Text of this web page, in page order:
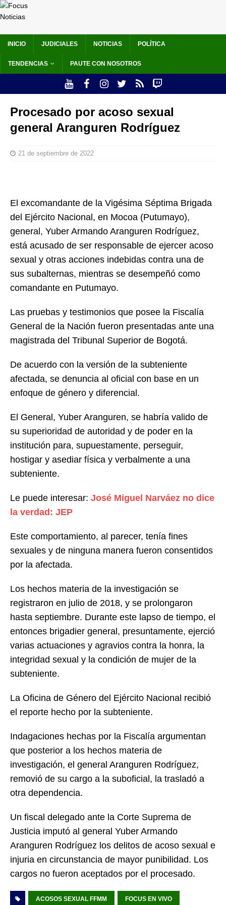
INICIO JUDICIALES NOTICIAS POLÍTICA
TENDENCIAS PAUTE CON NOSOTROS
Procesado por acoso sexual
general Aranguren Rodríguez
21 de septiembre de 2022
El excomandante de la Vigésima Séptima Brigada
del Ejército Nacional, en Mocoa (Putumayo),
general, Yuber Armando Aranguren Rodríguez,
está acusado de ser responsable de ejercer acoso
sexual y otras acciones indebidas contra una de
sus subalternas, mientras se desempeñó como
comandante en Putumayo.
Las pruebas y testimonios que posee la Fiscalía
General de la Nación fueron presentadas ante una
magistrada del Tribunal Superior de Bogotá.
De acuerdo con la versión de la subteniente
afectada, se denuncia al oficial con base en un
enfoque de género y diferencial.
El General, Yuber Aranguren, se habría valido de
su superioridad de autoridad y de poder en la
institución para, supuestamente, perseguir,
hostigar y asediar física y verbalmente a una
subteniente.
Le puede interesar: José Miguel Narváez no dice
la verdad: JEP
Este comportamiento, al parecer, tenía fines
sexuales y de ninguna manera fueron consentidos
por la afectada.
Los hechos materia de la investigación se
registraron en julio de 2018, y se prolongaron
hasta septiembre. Durante este lapso de tiempo, el
entonces brigadier general, presuntamente, ejerció
varias actuaciones y agravios contra la honra, la
integridad sexual y la condición de mujer de la
subteniente.
La Oficina de Género del Ejército Nacional recibió
el reporte hecho por la subteniente.
Indagaciones hechas por la Fiscalía argumentan
que posterior a los hechos materia de
investigación, el general Aranguren Rodríguez,
removió de su cargo a la suboficial, la trasladó a
otra dependencia.
Un fiscal delegado ante la Corte Suprema de
Justicia imputó al general Yuber Armando
Aranguren Rodríguez los delitos de acoso sexual e
injuria en circunstancia de mayor punibilidad. Los
cargos no fueron aceptados por el procesado.
ACOSOS SEXUAL FFMM FOCUS EN VIVO